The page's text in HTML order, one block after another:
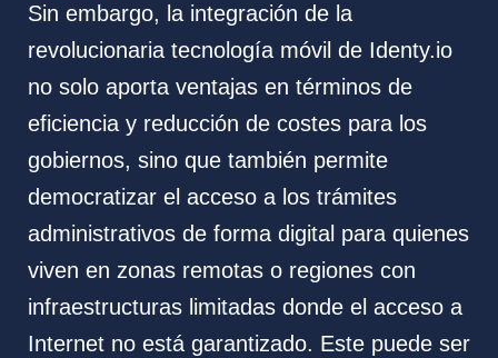
Sin embargo, la integración de la
revolucionaria tecnología móvil de Identy.io
no solo aporta ventajas en términos de
eficiencia y reducción de costes para los
gobiernos, sino que también permite
democratizar el acceso a los trámites
administrativos de forma digital para quienes
viven en zonas remotas o regiones con
infraestructuras limitadas donde el acceso a
Internet no está garantizado. Este puede ser